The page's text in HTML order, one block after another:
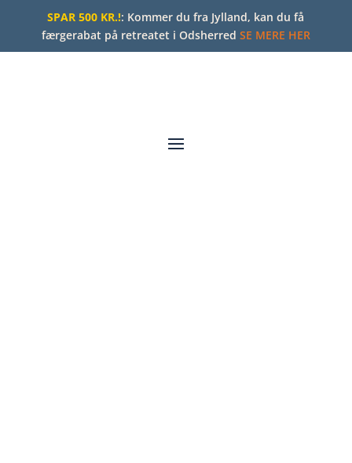
SPAR 500 KR.!: Kommer du fra Jylland, kan du få
færgerabat på retreatet i Odsherred SE MERE HER